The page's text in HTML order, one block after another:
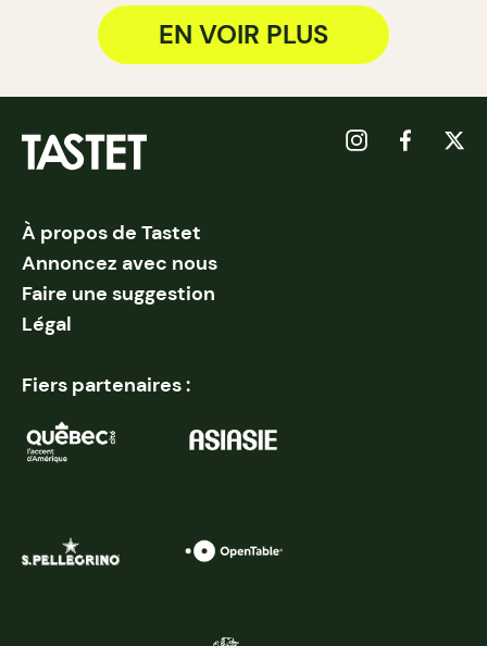
EN VOIR PLUS
À propos de Tastet
Annoncez avec nous
Faire une suggestion
Légal
Fiers partenaires :